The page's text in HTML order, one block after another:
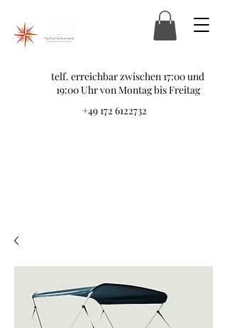
telf. erreichbar zwischen 17:00 und
19:00 Uhr von Montag bis Freitag
+49 172 6122732